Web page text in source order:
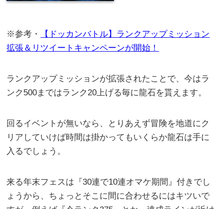
※参考・
【ドッカンバトル】ランクアップミッション
拡張＆リツイートキャンペーンが開始！
ランクアップミッションが拡張されたことで、今はラ
ンク500まではランク20上げる毎に龍石を貰えます。
回るイベントが無いなら、とりあえず冒険を地道にク
リアしていけば時間は掛かってもいくらか龍石は手に
入るでしょう。
来る年末フェスは『30連で10連オマケ期間』付きでし
ょうから、ちょっとそこに間に合わせるにはキツいで